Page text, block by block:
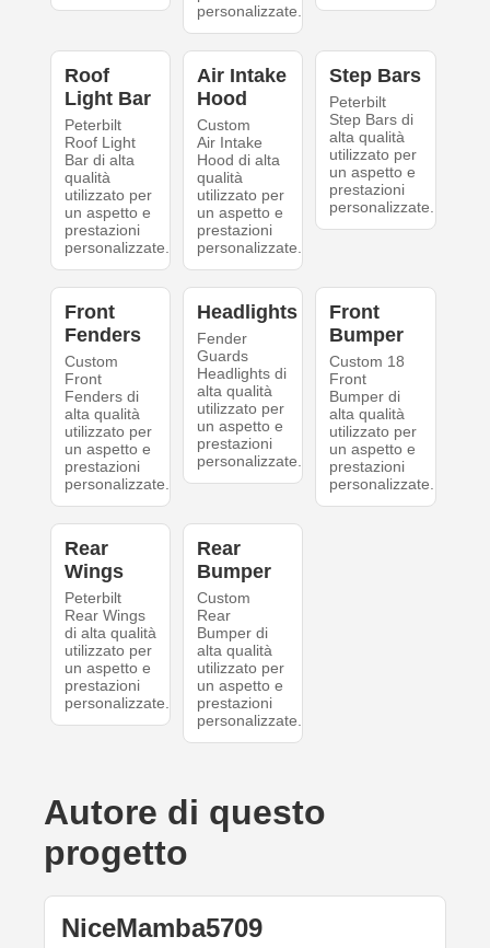
personalizzate.
Roof
Light Bar
Peterbilt
Roof Light
Bar di alta
qualità
utilizzato per
un aspetto e
prestazioni
personalizzate.
Air Intake
Hood
Custom
Air Intake
Hood di alta
qualità
utilizzato per
un aspetto e
prestazioni
personalizzate.
Step Bars
Peterbilt
Step Bars di
alta qualità
utilizzato per
un aspetto e
prestazioni
personalizzate.
Front
Fenders
Custom
Front
Fenders di
alta qualità
utilizzato per
un aspetto e
prestazioni
personalizzate.
Headlights
Fender
Guards
Headlights di
alta qualità
utilizzato per
un aspetto e
prestazioni
personalizzate.
Front
Bumper
Custom 18
Front
Bumper di
alta qualità
utilizzato per
un aspetto e
prestazioni
personalizzate.
Rear
Wings
Peterbilt
Rear Wings
di alta qualità
utilizzato per
un aspetto e
prestazioni
personalizzate.
Rear
Bumper
Custom
Rear
Bumper di
alta qualità
utilizzato per
un aspetto e
prestazioni
personalizzate.
Autore di questo
progetto
NiceMamba5709